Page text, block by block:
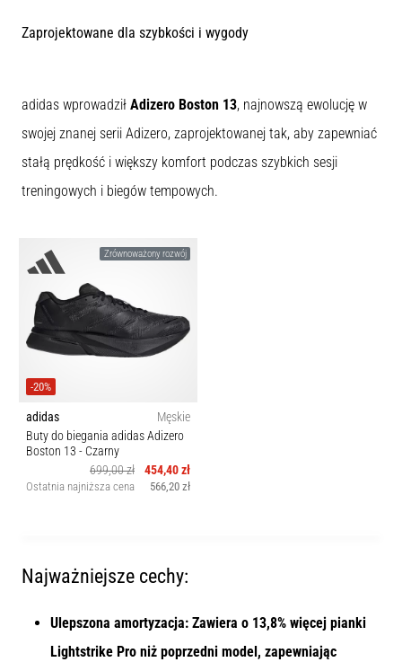
są
prawidłowo
wykonywać?
W
praktyce
shuttle
szybkość,
zmianę
kierunku.
wykonać
go
poprawnie,
gdzie
znajduje…
Kolano
Przyczyny,
leczenie
Zaprojektowane dla szybkości i wygody
adidas wprowadził Adizero Boston 13, najnowszą ewolucję w
swojej znanej serii Adizero, zaprojektowanej tak, aby zapewniać
stałą prędkość i większy komfort podczas szybkich sesji
treningowych i biegów tempowych.
Zrównoważony rozwój
-20%
adidas
Męskie
Buty do biegania adidas Adizero
Boston 13 - Czarny
699,00 zł
454,40 zł
Ostatnia najniższa cena 566,20 zł
Najważniejsze cechy:
Ulepszona amortyzacja: Zawiera o 13,8% więcej pianki
Lightstrike Pro niż poprzedni model, zapewniając